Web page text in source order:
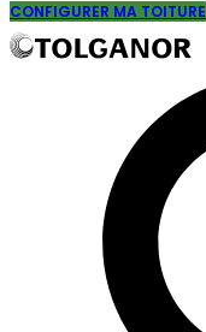
CONFIGURER MA TOITURE